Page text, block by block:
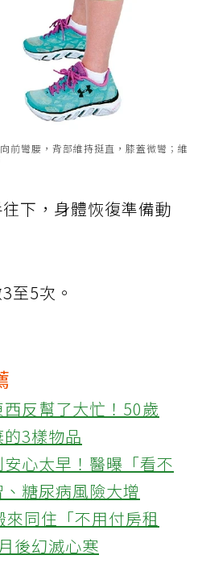
前彎腰，背部維持挺直，膝蓋微彎；維
下，身體恢復準備動
至5次。
反幫了大忙！50歲
3樣物品
心太早！醫曝「看不
糖尿病風險大增
同住「不用付房租
後幻滅心寒